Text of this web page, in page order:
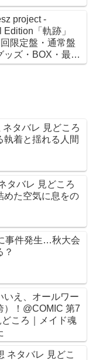
project -
「軌跡」
限定盤・通常盤
ッズ・BOX・最安
タバレ 見どころ
執着と揺れる人間
タバレ 見どころ
めた空気に息をの
事件発生…秋大会
？
いえ、オールワー
）！@COMIC 第7
ころ｜メイド魂
ネタバレ 見どこ